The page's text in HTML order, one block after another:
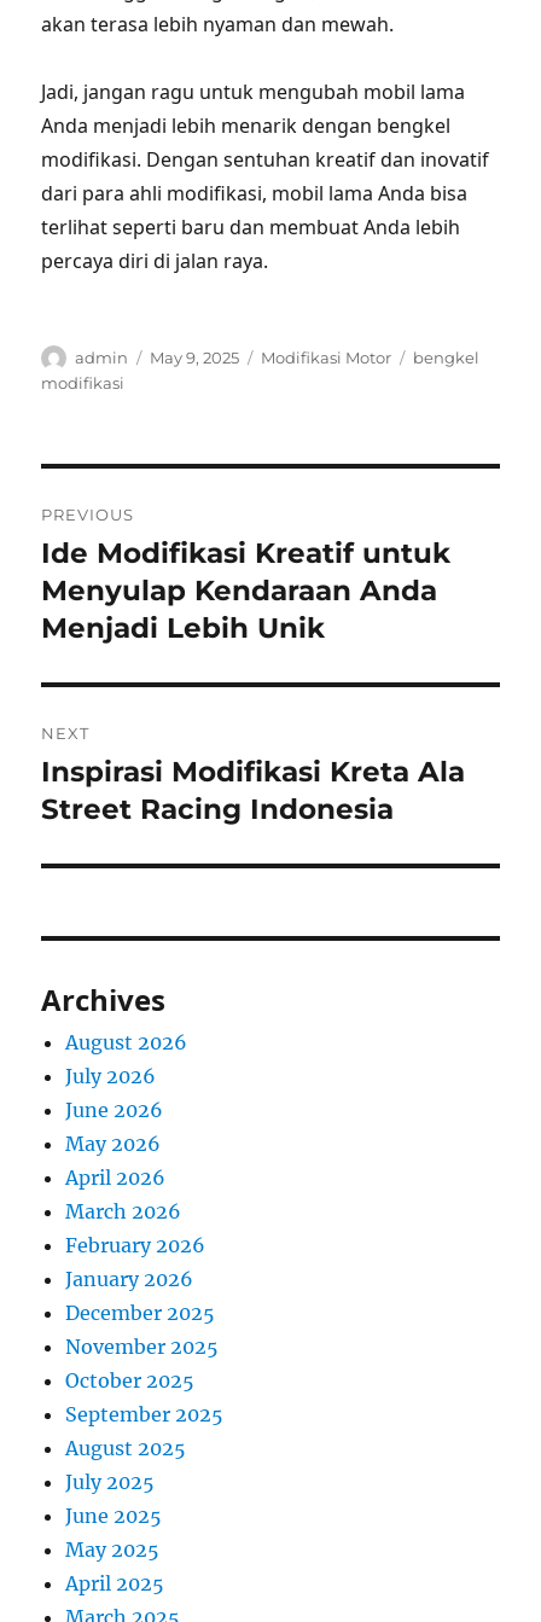
akan terasa lebih nyaman dan mewah.
Jadi, jangan ragu untuk mengubah mobil lama
Anda menjadi lebih menarik dengan bengkel
modifikasi. Dengan sentuhan kreatif dan inovatif
dari para ahli modifikasi, mobil lama Anda bisa
terlihat seperti baru dan membuat Anda lebih
percaya diri di jalan raya.
Author
admin
Posted
May 9, 2025 Categories
Modifikasi Motor Tags
bengkel
modifikasi
navigation
PREVIOUS
Previous
post:
Ide Modifikasi Kreatif untuk
Menyulap Kendaraan Anda
Menjadi Lebih Unik
NEXT
Next
post:
Inspirasi Modifikasi Kreta Ala
Street Racing Indonesia
Archives
August 2026
July 2026
June 2026
May 2026
April 2026
March 2026
February 2026
January 2026
December 2025
November 2025
October 2025
September 2025
August 2025
July 2025
June 2025
May 2025
April 2025